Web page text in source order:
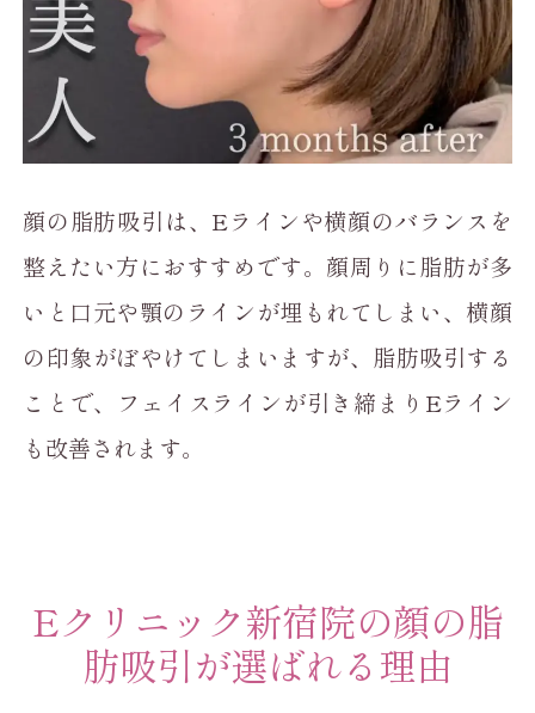
顔の脂肪吸引は、Eラインや横顔のバランスを
整えたい方におすすめです。顔周りに脂肪が多
いと口元や顎のラインが埋もれてしまい、横顔
の印象がぼやけてしまいますが、脂肪吸引する
ことで、フェイスラインが引き締まりEライン
も改善されます。
Eクリニック新宿院の顔の脂
肪吸引が選ばれる理由